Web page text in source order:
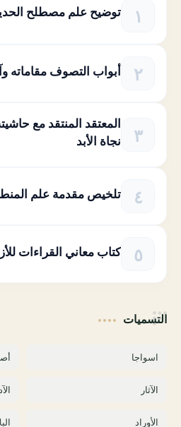
توضيح علم مصطلح
أبواب التصوف مقاماته
المعتقد المنتقد مع
نجاة الأبد
تلخيص مقدمة علم
كتاب معاني القراءات
التسميات